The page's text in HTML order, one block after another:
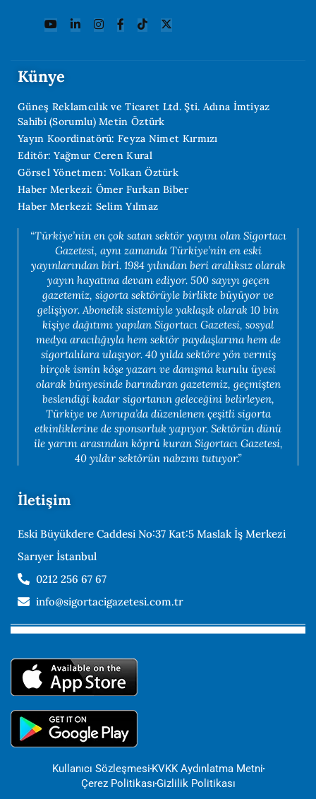
Künye
Güneş Reklamcılık ve Ticaret Ltd. Şti. Adına İmtiyaz
Sahibi (Sorumlu) Metin Öztürk
Yayın Koordinatörü: Feyza Nimet Kırmızı
Editör: Yağmur Ceren Kural
Görsel Yönetmen: Volkan Öztürk
Haber Merkezi: Ömer Furkan Biber
Haber Merkezi: Selim Yılmaz
“Türkiye’nin en çok satan sektör yayını olan Sigortacı
Gazetesi, aynı zamanda Türkiye’nin en eski
yayınlarından biri. 1984 yılından beri aralıksız olarak
yayın hayatına devam ediyor. 500 sayıyı geçen
gazetemiz, sigorta sektörüyle birlikte büyüyor ve
gelişiyor. Abonelik sistemiyle yaklaşık olarak 10 bin
kişiye dağıtımı yapılan Sigortacı Gazetesi, sosyal
medya aracılığıyla hem sektör paydaşlarına hem de
sigortalılara ulaşıyor. 40 yılda sektöre yön vermiş
birçok ismin köşe yazarı ve danışma kurulu üyesi
olarak bünyesinde barındıran gazetemiz, geçmişten
beslendiği kadar sigortanın geleceğini belirleyen,
Türkiye ve Avrupa’da düzenlenen çeşitli sigorta
etkinliklerine de sponsorluk yapıyor. Sektörün dünü
ile yarını arasından köprü kuran Sigortacı Gazetesi,
40 yıldır sektörün nabzını tutuyor.”
İletişim
Eski Büyükdere Caddesi No:37 Kat:5 Maslak İş Merkezi
Sarıyer İstanbul
0212 256 67 67
info@sigortacigazetesi.com.tr
Kullanıcı SözleşmesiKVKK Aydınlatma Metni
Çerez PolitikasıGizlilik Politikası